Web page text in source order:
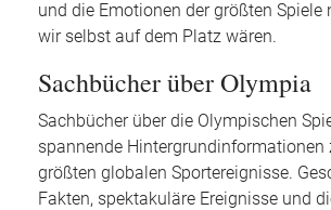
und die Emotionen der größten Spiele
wir selbst auf dem Platz wären.
Sachbücher über Olympia
Sachbücher über die Olympischen
spannende Hintergrundinformationen
größten globalen Sportereignisse.
Fakten, spektakuläre Ereignisse und